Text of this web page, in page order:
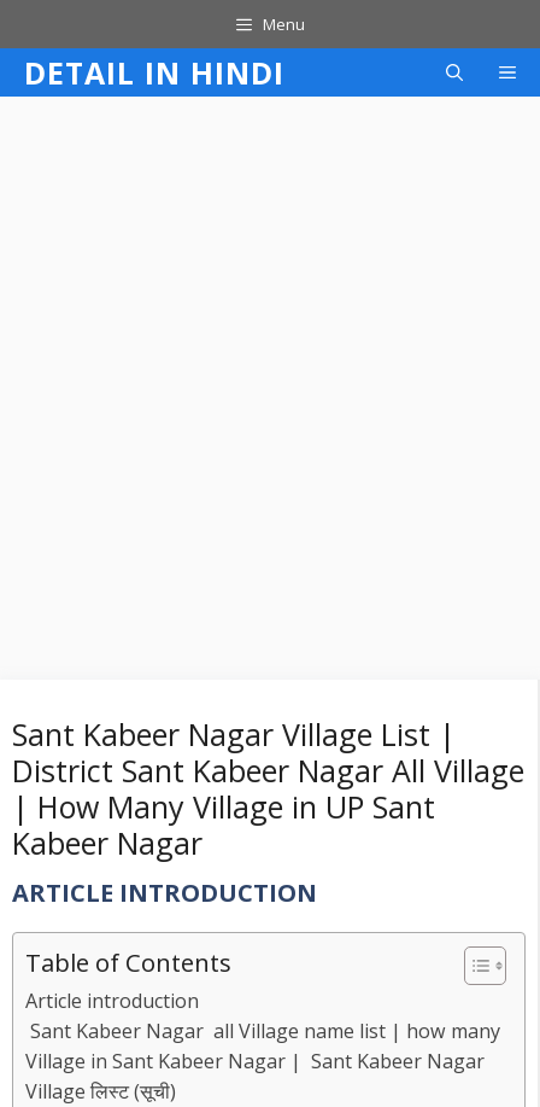
to
content
Menu
DETAIL IN HINDI
Sant Kabeer Nagar Village List |
District Sant Kabeer Nagar All Village
| How Many Village in UP Sant
Kabeer Nagar
ARTICLE INTRODUCTION
Table of Contents
Article introduction
Sant Kabeer Nagar all Village name list | how many
Village in Sant Kabeer Nagar | Sant Kabeer Nagar
Village लिस्ट (सूची)